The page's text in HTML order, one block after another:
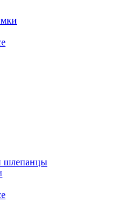
шлепанцы